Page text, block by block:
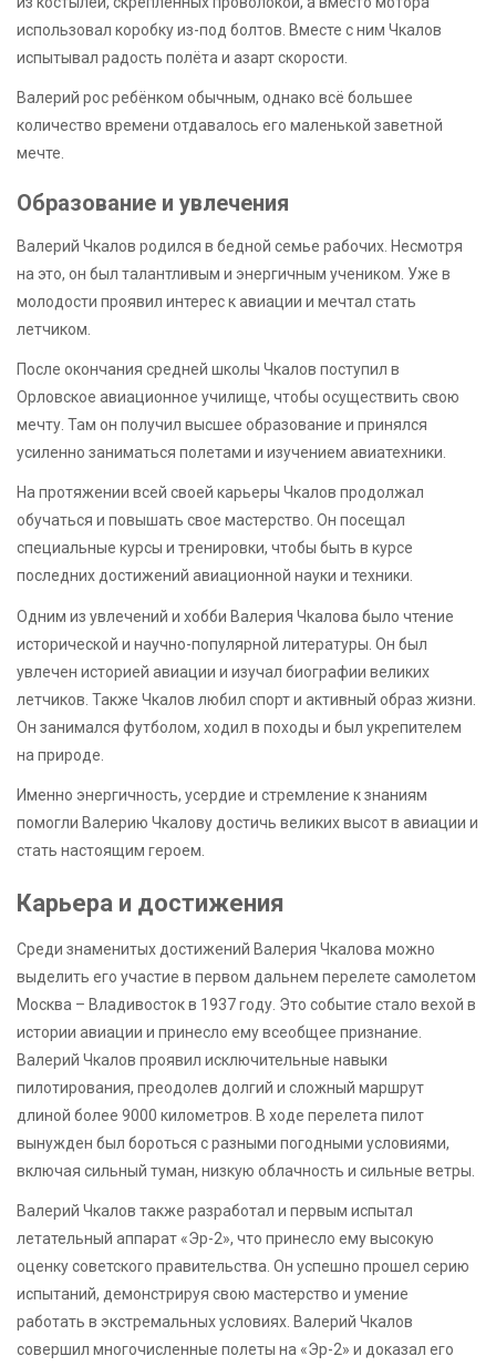
использовал коробку из-под болтов. Вместе с ним Чкалов
испытывал радость полёта и азарт скорости.
Валерий рос ребёнком обычным, однако всё большее
количество времени отдавалось его маленькой заветной
мечте.
Образование и увлечения
Валерий Чкалов родился в бедной семье рабочих. Несмотря
на это, он был талантливым и энергичным учеником. Уже в
молодости проявил интерес к авиации и мечтал стать
летчиком.
После окончания средней школы Чкалов поступил в
Орловское авиационное училище, чтобы осуществить свою
мечту. Там он получил высшее образование и принялся
усиленно заниматься полетами и изучением авиатехники.
На протяжении всей своей карьеры Чкалов продолжал
обучаться и повышать свое мастерство. Он посещал
специальные курсы и тренировки, чтобы быть в курсе
последних достижений авиационной науки и техники.
Одним из увлечений и хобби Валерия Чкалова было чтение
исторической и научно-популярной литературы. Он был
увлечен историей авиации и изучал биографии великих
летчиков. Также Чкалов любил спорт и активный образ жизни.
Он занимался футболом, ходил в походы и был укрепителем
на природе.
Именно энергичность, усердие и стремление к знаниям
помогли Валерию Чкалову достичь великих высот в авиации и
стать настоящим героем.
Карьера и достижения
Среди знаменитых достижений Валерия Чкалова можно
выделить его участие в первом дальнем перелете самолетом
Москва – Владивосток в 1937 году. Это событие стало вехой в
истории авиации и принесло ему всеобщее признание.
Валерий Чкалов проявил исключительные навыки
пилотирования, преодолев долгий и сложный маршрут
длиной более 9000 километров. В ходе перелета пилот
вынужден был бороться с разными погодными условиями,
включая сильный туман, низкую облачность и сильные ветры.
Валерий Чкалов также разработал и первым испытал
летательный аппарат «Эр-2», что принесло ему высокую
оценку советского правительства. Он успешно прошел серию
испытаний, демонстрируя свою мастерство и умение
работать в экстремальных условиях. Валерий Чкалов
совершил многочисленные полеты на «Эр-2» и доказал его